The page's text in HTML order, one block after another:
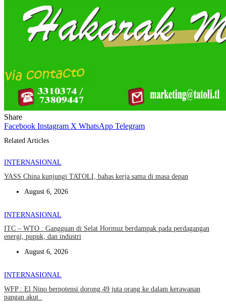
Share
Facebook Instagram X WhatsApp Telegram
Related Articles
INTERNASIONAL
YASS China kunjungi TATOLI, bahas kerja sama di masa depan
August 6, 2026
INTERNASIONAL
ITC – WTO : Gangguan di Selat Hormuz berdampak pada perdagangan
energi, pupuk, dan industri
August 6, 2026
INTERNASIONAL
WFP : El Nino berpotensi dorong 49 juta orang ke dalam kerawanan
pangan akut